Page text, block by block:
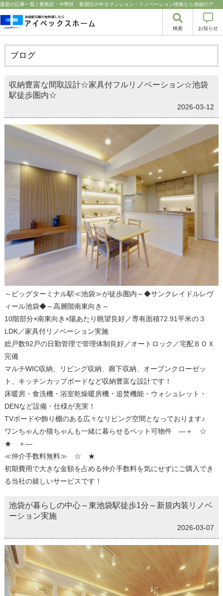
検索 お知らせ
ブログ
収納豊富な間取設計☆家具付フルリノベーション☆池袋
駅徒歩圏内☆
2026-03-12
～ビッグターミナル駅≪池袋≫が徒歩圏内～◆サンクレイドルレヴ
ィール池袋◆～高層階南東向き～
10階部分×南東向き×陽あたり眺望良好／専有面積72.91平米の３
LDK／家具付リノベーション実施
総戸数92戸の日勤管理で管理体制良好／オートロック／宅配ＢＯＸ
完備
マルチWIC収納、リビング収納、廊下収納、オープンクローゼッ
ト、キッチンカップボードなど収納豊富な設計です！
床暖房・食洗機・浴室乾燥暖房機・追焚機能・ウォシュレット・
DENなど設備・仕様が充実！
TVボードや飾り棚のある広々なリビング空間となっております♪
ワンちゃんか猫ちゃんも一緒に暮らせるペット可物件 ―＋ ☆
★ ＋―
≪仲介手数料無料≫ ☆ ★
初期費用で大きな金額を占める仲介手数料を気にせずにご購入でき
る当社の嬉しいサービスです！
池袋が暮らしの中心～東池袋駅徒歩1分～新規内装リノベ
ーション実施
2026-03-07